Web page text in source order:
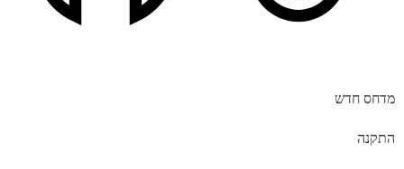
מדחס חדש
התקנה